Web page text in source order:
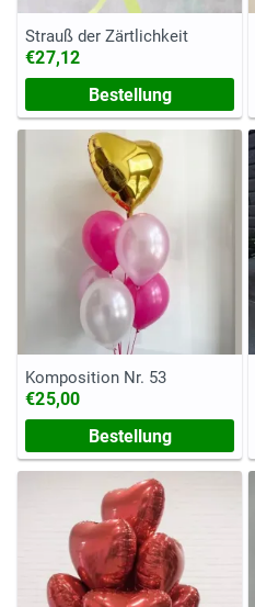
Strauß der Zärtlichkeit
€27,12
Bestellung
Komposition Nr. 53
€25,00
Bestellung